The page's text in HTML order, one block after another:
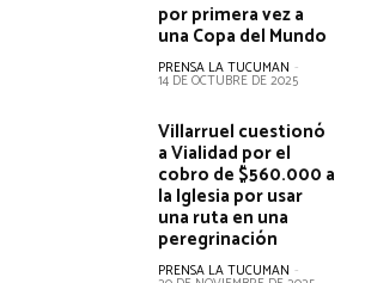
por primera vez a
una Copa del Mundo
PRENSA LA TUCUMAN -
14 DE OCTUBRE DE 2025
Villarruel cuestionó
a Vialidad por el
cobro de $560.000 a
la Iglesia por usar
una ruta en una
peregrinación
PRENSA LA TUCUMAN -